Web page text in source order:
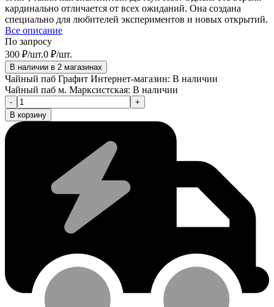
кардинально отличается от всех ожиданий. Она создана
специально для любителей экспериментов и новых открытий.
Все описание
По запросу
300 ₽/шт.0 ₽/шт.
В наличии в 2 магазинах
Чайный паб Графит Интернет-магазин: В наличии
Чайный паб м. Марксистская: В наличии
-
+
В корзину